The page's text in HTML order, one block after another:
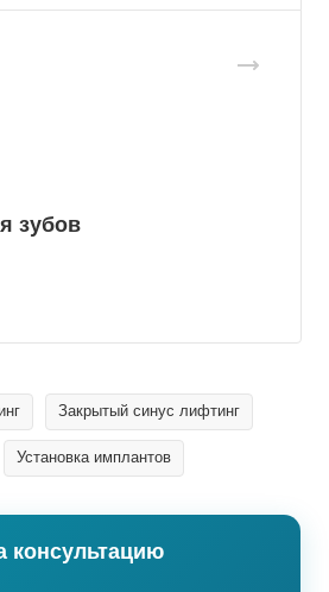
зубов
Закрытый синус лифтинг
Установка имплантов
консультацию